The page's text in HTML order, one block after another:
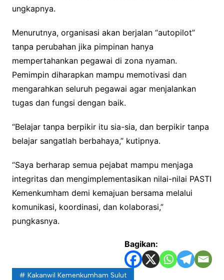
ungkapnya.
Menurutnya, organisasi akan berjalan “autopilot”
tanpa perubahan jika pimpinan hanya
mempertahankan pegawai di zona nyaman.
Pemimpin diharapkan mampu memotivasi dan
mengarahkan seluruh pegawai agar menjalankan
tugas dan fungsi dengan baik.
“Belajar tanpa berpikir itu sia-sia, dan berpikir tanpa
belajar sangatlah berbahaya,” kutipnya.
“Saya berharap semua pejabat mampu menjaga
integritas dan mengimplementasikan nilai-nilai PASTI
Kemenkumham demi kemajuan bersama melalui
komunikasi, koordinasi, dan kolaborasi,”
pungkasnya.
Bagikan:
Kakanwil Kemenkumham Sulut